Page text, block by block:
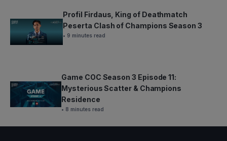
Profil Firdaus, King of Deathmatch
Peserta Clash of Champions Season 3
• 9 minutes read
Game COC Season 3 Episode 11:
Mysterious Scatter & Champions
Residence
• 8 minutes read